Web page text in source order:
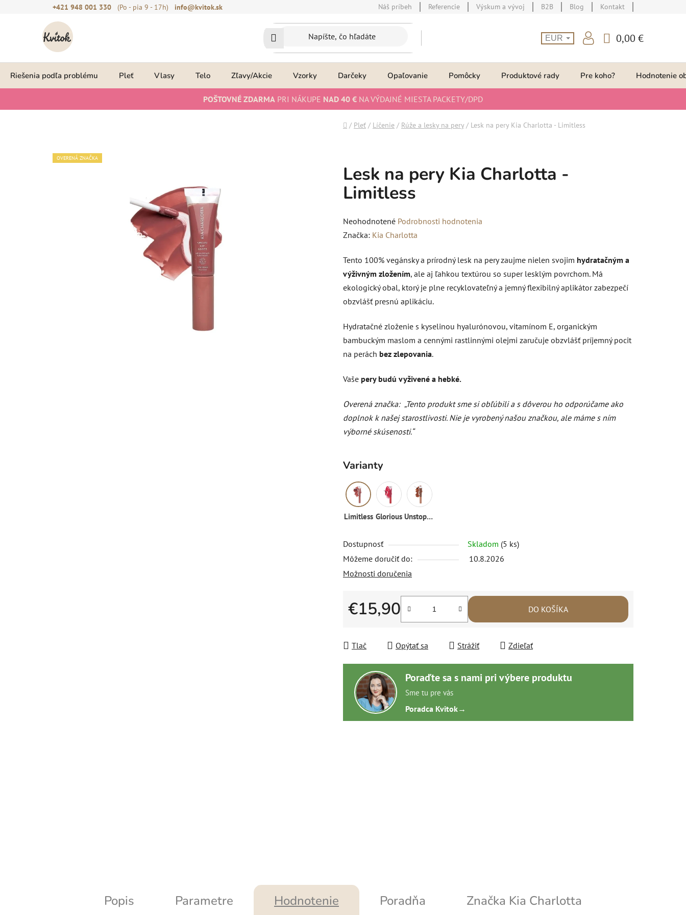
+421 948 001 330 (Po - pia 9 - 17h) info@kvitok.sk Náš príbeh Referencie Výskum a vývoj B2B Blog Kontakt
EUR
KOŠÍK
0,00 €
Riešenia podľa problému Pleť Vlasy Telo Zľavy/Akcie Vzorky Darčeky Opaľovanie Pomôcky Produktové rady Pre koho? Hodnotenie
POŠTOVNÉ ZDARMA PRI NÁKUPE NAD 40 € NA VÝDAJNÉ MIESTA PACKETY/DPD
Domov
/ Pleť / Líčenie / Rúže a lesky na pery / Lesk na pery Kia Charlotta - Limitless
Lesk na pery Kia Charlotta -
Limitless
Priemerné
hodnotenie
je
0,0
z
5
Neohodnotené Podrobnosti hodnotenia
Značka: Kia Charlotta
Tento 100% vegánsky a prírodný lesk na pery zaujme nielen svojim hydratačným a
výživným zložením, ale aj ľahkou textúrou so super lesklým povrchom. Má
ekologický obal, ktorý je plne recyklovateľný a jemný flexibilný aplikátor zabezpečí
obzvlášť presnú aplikáciu.
Hydratačné zloženie s kyselinou hyalurónovou, vitamínom E, organickým
bambuckým maslom a cennými rastlinnými olejmi zaručuje obzvlášť príjemný pocit
na perách bez zlepovania.
Vaše pery budú vyživené a hebké.
Overená značka: „Tento produkt sme si obľúbili a s dôverou ho odporúčame ako
doplnok k našej starostlivosti. Nie je vyrobený našou značkou, ale máme s ním
výborné skúsenosti.“
Varianty
Limitless Glorious Unstoppabble
Dostupnosť Skladom (5 ks)
Môžeme doručiť do:
10.8.2026
Možnosti doručenia
€15,90
Jednotková cena:
DO KOŠÍKA
Tlač Opýtať sa Strážiť Zdieľať
Poraďte sa s nami pri výbere produktu
Sme tu pre vás
Poradca Kvitok→
OVERENÁ ZNAČKA
Popis Parametre Hodnotenie Poradňa Značka Kia Charlotta